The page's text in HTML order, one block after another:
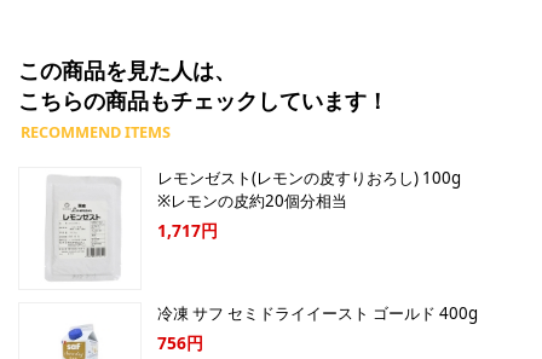
この商品を見た人は、
こちらの商品もチェックしています！
レモンゼスト(レモンの皮すりおろし) 100g
※レモンの皮約20個分相当
1,717円
冷凍 サフ セミドライイースト ゴールド 400g
756円